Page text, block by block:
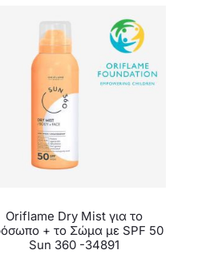
Oriflame Dry Mist για το
+ το Σώμα με SPF 50
Sun 360 -34891